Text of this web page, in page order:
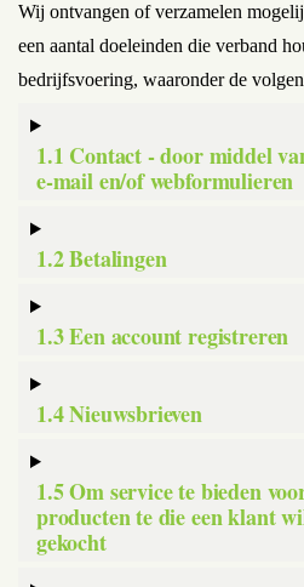
Wij ontvangen of verzamelen
een aantal doeleinden die verband
bedrijfsvoering, waaronder de
1.1 Contact - door middel
e-mail en/of webformulieren
1.2 Betalingen
1.3 Een account registreren
1.4 Nieuwsbrieven
1.5 Om service te bieden
producten te die een klant
gekocht